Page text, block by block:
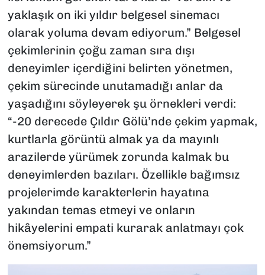
yaklaşık on iki yıldır belgesel sinemacı
olarak yoluma devam ediyorum.” Belgesel
çekimlerinin çoğu zaman sıra dışı
deneyimler içerdiğini belirten yönetmen,
çekim sürecinde unutamadığı anlar da
yaşadığını söyleyerek şu örnekleri verdi:
“-20 derecede Çıldır Gölü’nde çekim yapmak,
kurtlarla görüntü almak ya da mayınlı
arazilerde yürümek zorunda kalmak bu
deneyimlerden bazıları. Özellikle bağımsız
projelerimde karakterlerin hayatına
yakından temas etmeyi ve onların
hikâyelerini empati kurarak anlatmayı çok
önemsiyorum.”